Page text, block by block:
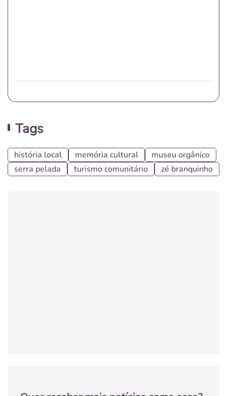
Tags
história local memória cultural
museu orgânico
serra pelada
turismo comunitário zé branquinho